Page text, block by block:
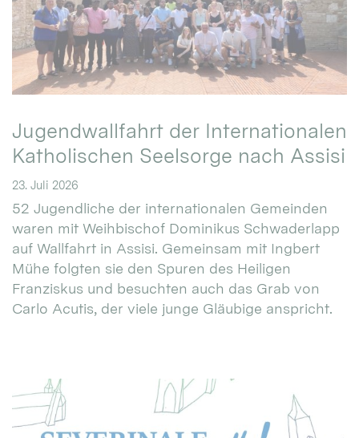
Jugendwallfahrt der Internationalen
Katholischen Seelsorge nach Assisi
23. Juli 2026
52 Jugendliche der internationalen Gemeinden
waren mit Weihbischof Dominikus Schwaderlapp
auf Wallfahrt in Assisi. Gemeinsam mit Ingbert
Mühe folgten sie den Spuren des Heiligen
Franziskus und besuchten auch das Grab von
Carlo Acutis, der viele junge Gläubige anspricht.